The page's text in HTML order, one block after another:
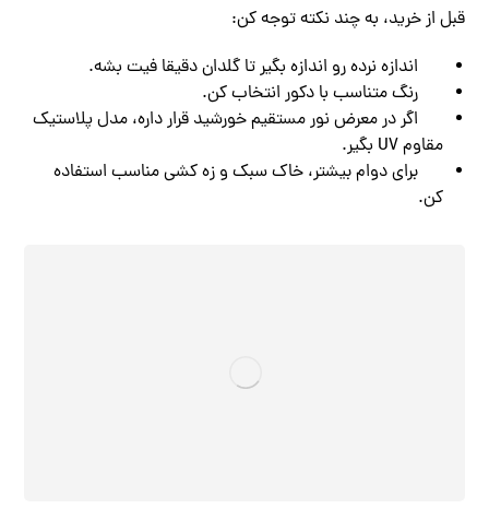
قبل از خرید، به چند نکته توجه کن:
اندازه‌ نرده‌ رو اندازه بگیر تا گلدان دقیقا فیت بشه.
رنگ متناسب با دکور انتخاب کن.
اگر در معرض نور مستقیم خورشید قرار داره، مدل پلاستیک
مقاوم UV بگیر.
برای دوام بیشتر، خاک سبک و زه‌ کشی مناسب استفاده
کن.